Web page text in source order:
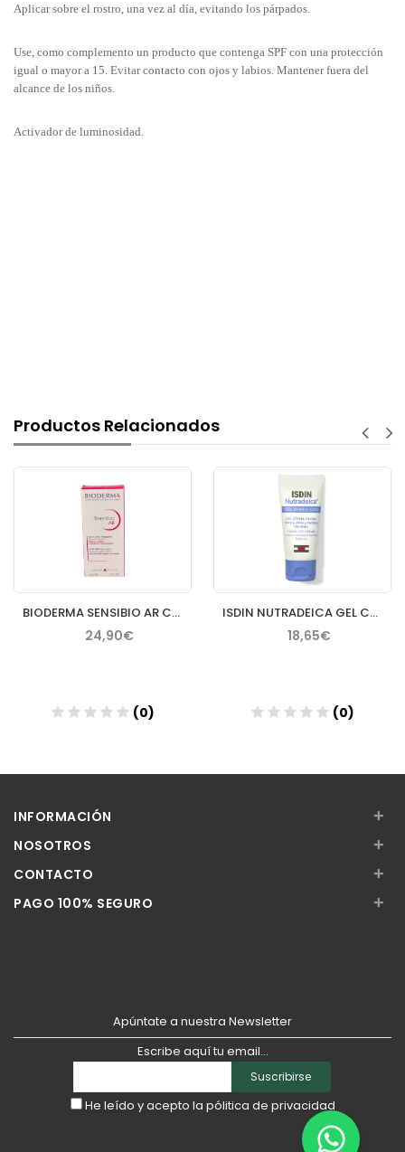
Aplicar sobre el rostro, una vez al día, evitando los párpados.
Use, como complemento un producto que contenga SPF con una protección
igual o mayor a 15. Evitar contacto con ojos y labios. Mantener fuera del
alcance de los niños.
Activador de luminosidad.
Productos Relacionados
BIODERMA SENSIBIO AR CREMA 40 ML
24,90€
(0)
ISDIN NUTRADEICA GEL CREMA FACIAL PIEL SEBORREICA 50 ML
18,65€
(0)
INFORMACIÓN +
NOSOTROS +
CONTACTO +
PAGO 100% SEGURO +
Apúntate a nuestra Newsletter
Escribe aquí tu email...
Suscribirse
He leído y acepto la pólitica de privacidad